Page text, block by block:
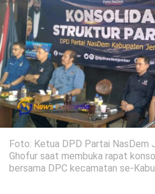
Gaya Hidup
Kesehatan Kuliner
Otomotif
Iptek
Pendidikan Ilmiah
Teknologi
Foto: Ketua DPD Partai NasDem
Ghofur saat membuka rapat
bersama DPC kecamatan se-